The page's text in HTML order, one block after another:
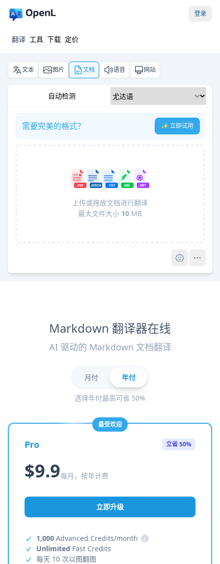
登录
翻译 工具 下载 定价
文本 图片 文档 语音 网站
自动检测
需要完美的格式？ ✨ 立即试用
上传或拖放文档进行翻译
最大文件大小 10 MB
Markdown 翻译器在线
AI 驱动的 Markdown 文档翻译
月付 年付
选择年付最高可省 50%
最受欢迎
Pro 立省 50%
$9.9每月，按年计费
立即升级
1,000 Advanced Credits/month
i
Unlimited Fast Credits
每天 10 次以图翻图